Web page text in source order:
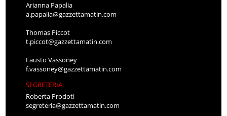
Arianna Papalia
a.papalia@gazzettamatin.com
Thomas Piccot
t.piccot@gazzettamatin.com
Fausto Vassoney
f.vassoney@gazzettamatin.com
SEGRETERIA
Roberta Prodoti
segreteria@gazzettamatin.com